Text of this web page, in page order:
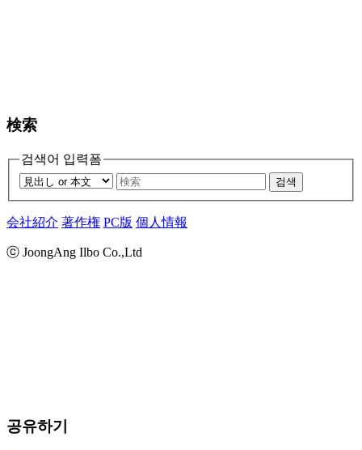
検索
검색어 입력폼
검색
会社紹介 著作権 PC版 個人情報
ⓒ JoongAng Ilbo Co.,Ltd
공유하기